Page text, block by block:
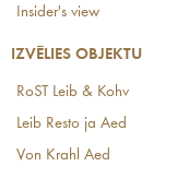
Insider's view
IZVĒLIES OBJEKTU
RoST Leib & Kohv
Leib Resto ja Aed
Von Krahl Aed